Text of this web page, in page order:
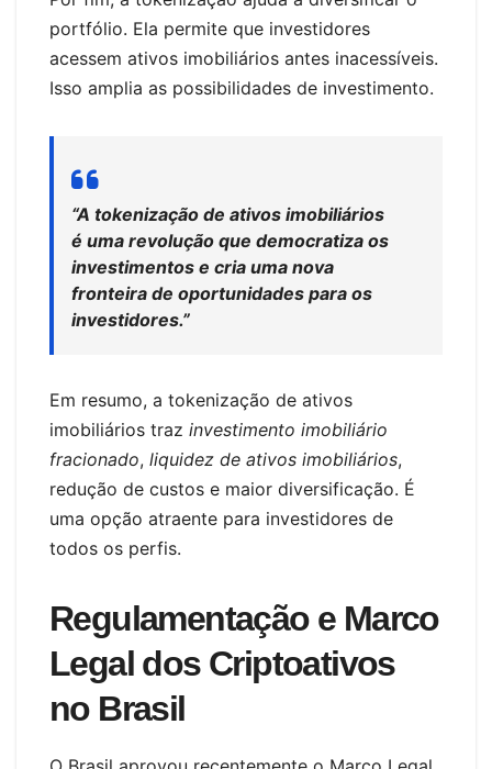
portfólio. Ela permite que investidores
acessem ativos imobiliários antes inacessíveis.
Isso amplia as possibilidades de investimento.
“A tokenização de ativos imobiliários
é uma revolução que democratiza os
investimentos e cria uma nova
fronteira de oportunidades para os
investidores.”
Em resumo, a tokenização de ativos
imobiliários traz investimento imobiliário
fracionado, liquidez de ativos imobiliários,
redução de custos e maior diversificação. É
uma opção atraente para investidores de
todos os perfis.
Regulamentação e Marco
Legal dos Criptoativos
no Brasil